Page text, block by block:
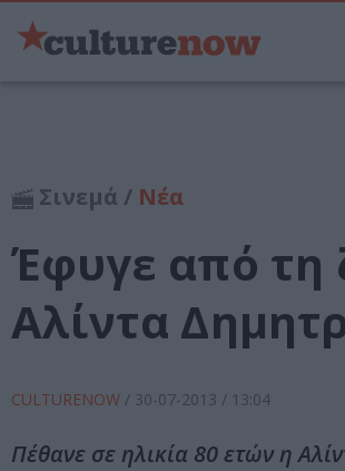
Σινεμά / Νέα
Έφυγε από τη
Αλίντα
CULTURENOW / 30-07-2013 / 13:04
Πέθανε σε ηλικία 80 ετών η